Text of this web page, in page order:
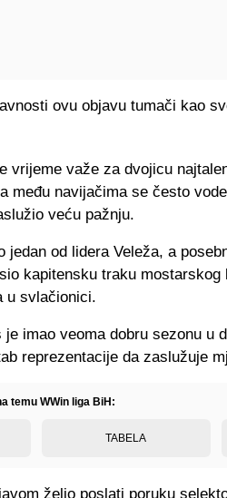
ovu objavu tumači kao
vrijeme važe za dvojicu
među navijačima se često
veću pažnju.
jedan od lidera Veleža, a
kapitensku traku
u svlačionici.
imao veoma dobru sezonu u
reprezentacije da zaslužuje
temu WWin liga BiH:
TABELA
želio poslati poruku